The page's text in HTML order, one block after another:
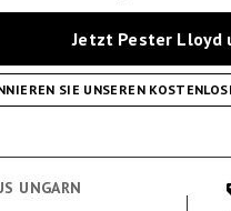
Jetzt Pester Lloyd
SIE UNSEREN
UNGARN